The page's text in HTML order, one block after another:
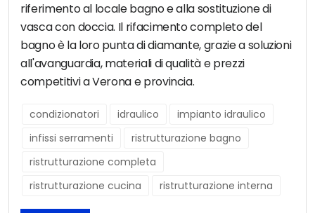
riferimento al locale bagno e alla sostituzione di
vasca con doccia. Il rifacimento completo del
bagno è la loro punta di diamante, grazie a soluzioni
all'avanguardia, materiali di qualità e prezzi
competitivi a Verona e provincia.
condizionatori idraulico
impianto idraulico
infissi serramenti
ristrutturazione bagno
ristrutturazione completa
ristrutturazione cucina
ristrutturazione interna